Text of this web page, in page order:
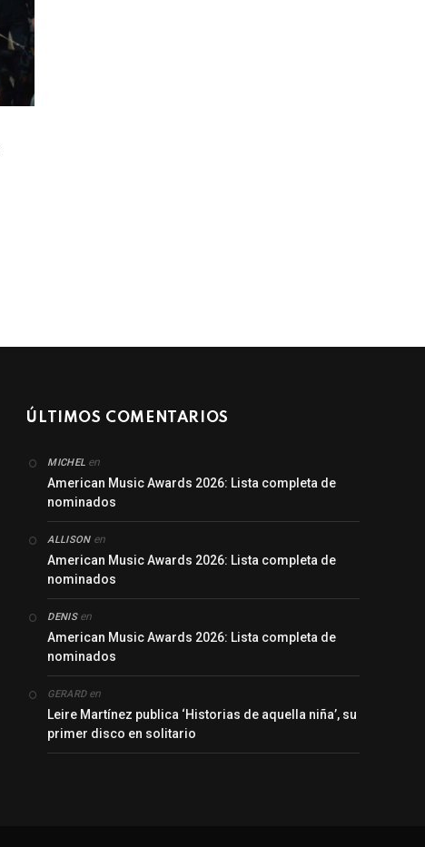
ÚLTIMOS COMENTARIOS
MICHEL en
American Music Awards 2026: Lista completa de
nominados
ALLISONen
American Music Awards 2026: Lista completa de
nominados
DENISen
American Music Awards 2026: Lista completa de
nominados
GERARDen
Leire Martínez publica ‘Historias de aquella niña’, su
primer disco en solitario